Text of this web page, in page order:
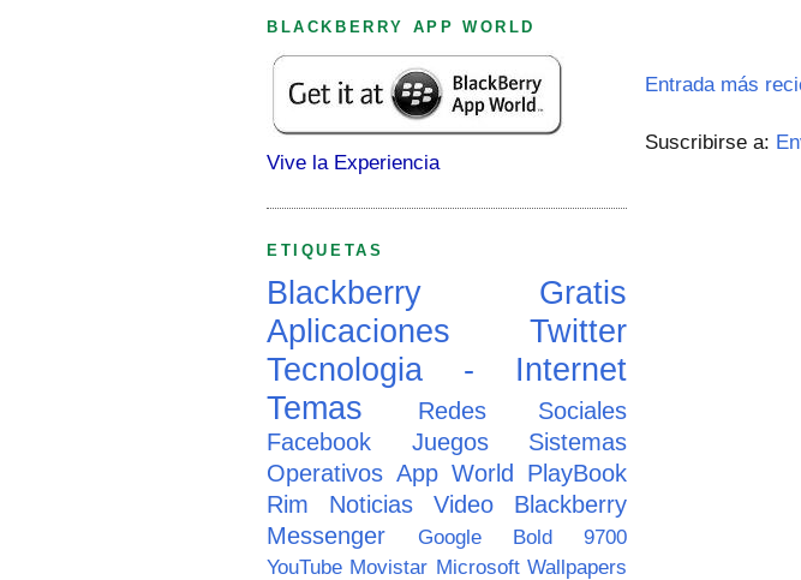
Entrada más
Suscribirse a:
BLACKBERRY APP WORLD
Vive la Experiencia
ETIQUETAS
Blackberry
Gratis
Aplicaciones
Twitter
Tecnologia - Internet
Temas
Redes Sociales
Facebook
Juegos
Sistemas
Operativos App World PlayBook
Rim
Noticias Video
Blackberry
Messenger
Google
Bold 9700
YouTube Movistar Microsoft Wallpapers